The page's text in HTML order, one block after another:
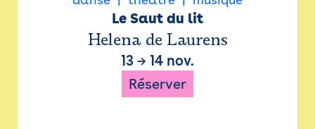
Le Saut du lit
Helena de Laurens
13 → 14 nov.
Réserver